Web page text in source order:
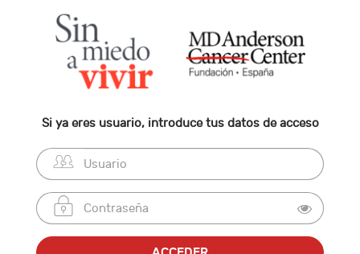
Si ya eres usuario, introduce tus datos de acceso